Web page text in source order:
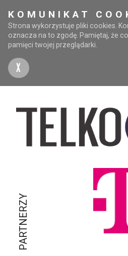
KOMUNIKAT
Strona wykorzystuje pliki cookies.
oznacza na to zgodę. Pamiętaj, że
pamięci twojej przeglądarki.
X
PARTNERZY